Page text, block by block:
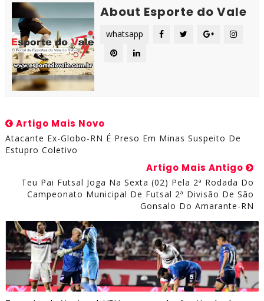
About Esporte do Vale
whatsapp
Artigo Mais Novo
Atacante Ex-Globo-RN É Preso Em Minas Suspeito De
Estupro Coletivo
Artigo Mais Antigo
Teu Pai Futsal Joga Na Sexta (02) Pela 2ª Rodada Do
Campeonato Municipal De Futsal 2ª Divisão De São
Gonsalo Do Amarante-RN